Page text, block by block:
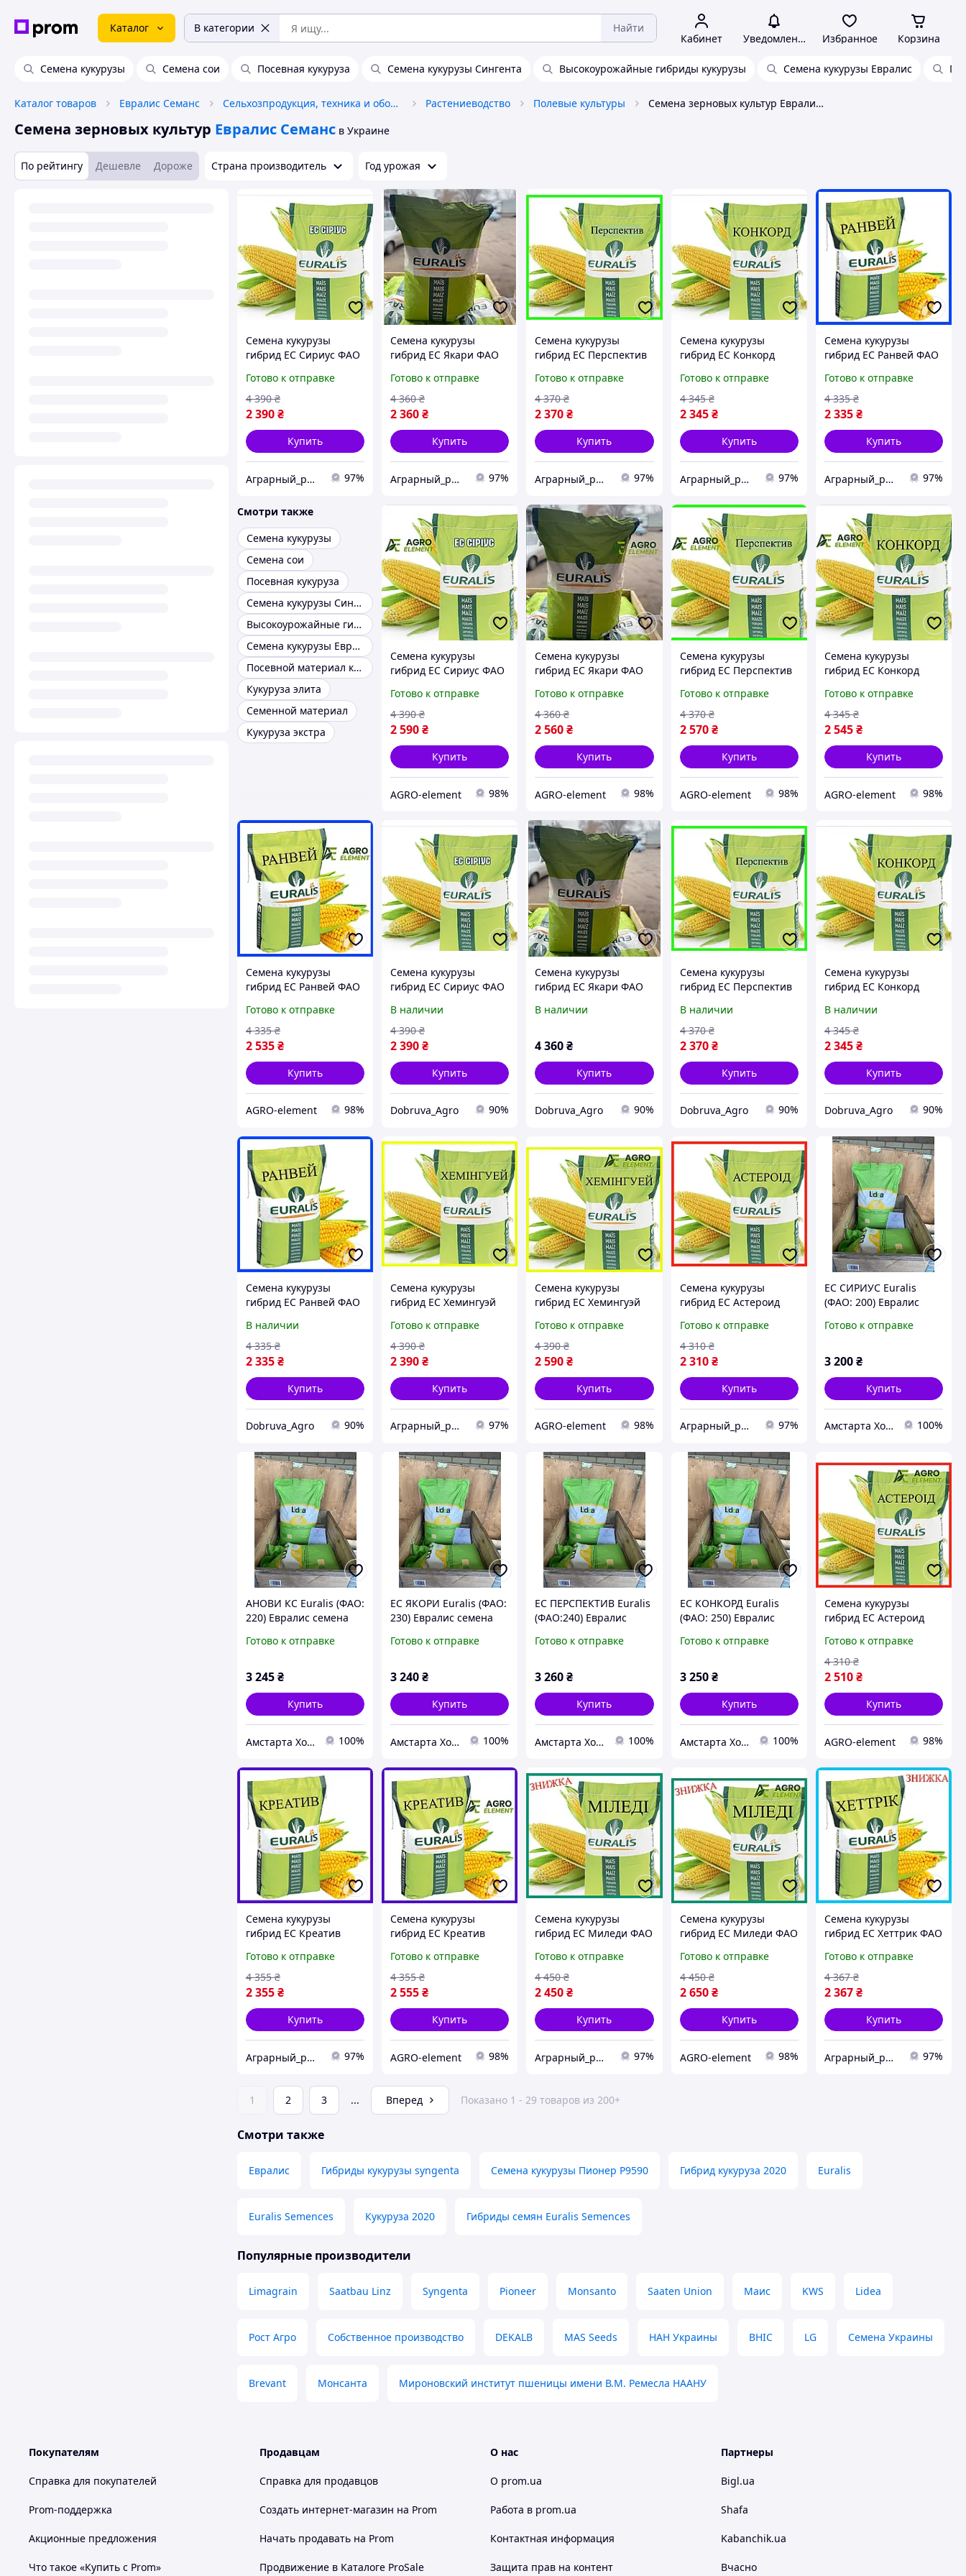
Каталог В категории Найти
Кабинет Уведомления Избранное Корзина
Семена кукурузы Семена сои Посевная кукуруза Семена кукурузы Сингента Высокоурожайные гибриды кукурузы Семена кукурузы Евралис
Каталог товаров Евралис Семанс Сельхозпродукция, техника и оборудование Растениеводство Полевые культуры Семена зерновых культур Евралис Семанс
Семена зерновых культур Евралис Семанс в Украине
По рейтингу Дешевле Дороже Страна производитель Год урожая
Семена кукурузы
гибрид ЕС Сириус ФАО
урожайности
Готово к отправке
2 390₴
4 390 ₴
Купить
Аграрный_рынок_удобрений_2025 97%
Семена кукурузы
гибрид ЕС Якари ФАО
урожайности
Готово к отправке
2 360₴
4 360 ₴
Купить
Аграрный_рынок_удобрений_2025 97%
Семена кукурузы
гибрид ЕС Перспектив
высокой урожайности
Готово к отправке
2 370₴
4 370 ₴
Купить
Аграрный_рынок_удобрений_2025 97%
Семена кукурузы
гибрид ЕС Конкорд
высокой урожайности
Готово к отправке
2 345 ₴
4 345 ₴
Купить
Аграрный_рынок_удобрений_2025 97%
Семена кукурузы
гибрид ЕС Ранвей ФАО
урожайности
Готово к отправке
2 335₴
4 335 ₴
Купить
Аграрный_рынок_удобрений_2025 97%
Смотри также
Семена кукурузы
Семена сои
Посевная кукуруза
Семена кукурузы Сингента
Высокоурожайные гибриды кукурузы
Семена кукурузы Евралис
Посевной материал кукурузы
Кукуруза элита
Семенной материал
Кукуруза экстра
Семена кукурузы
гибрид ЕС Сириус ФАО
урожайности
Готово к отправке
2 590₴
4 390 ₴
Купить
AGRO-element 98%
Семена кукурузы
гибрид ЕС Якари ФАО
урожайности
Готово к отправке
2 560₴
4 360 ₴
Купить
AGRO-element 98%
Семена кукурузы
гибрид ЕС Перспектив
высокой урожайности
Готово к отправке
2 570 ₴
4 370 ₴
Купить
AGRO-element 98%
Семена кукурузы
гибрид ЕС Конкорд
высокой урожайности
Готово к отправке
2 545₴
4 345 ₴
Купить
AGRO-element 98%
Семена кукурузы
гибрид ЕС Ранвей ФАО
урожайности
Готово к отправке
2 535₴
4 335 ₴
Купить
AGRO-element 98%
Семена кукурузы
гибрид ЕС Сириус ФАО
урожайности
В наличии
2 390₴
4 390 ₴
Купить
Dobruva_Agro 90%
Семена кукурузы
гибрид ЕС Якари ФАО
урожайности
В наличии
4 360₴
Купить
Dobruva_Agro 90%
Семена кукурузы
гибрид ЕС Перспектив
высокой урожайности
В наличии
2 370 ₴
4 370 ₴
Купить
Dobruva_Agro 90%
Семена кукурузы
гибрид ЕС Конкорд
высокой урожайности
В наличии
2 345₴
4 345 ₴
Купить
Dobruva_Agro 90%
Семена кукурузы
гибрид ЕС Ранвей ФАО
урожайности
В наличии
2 335₴
4 335 ₴
Купить
Dobruva_Agro 90%
Семена кукурузы
гибрид ЕС Хемингуэй
высокой урожайности
Готово к отправке
2 390₴
4 390 ₴
Купить
Аграрный_рынок_удобрений_2025 97%
Семена кукурузы
гибрид ЕС Хемингуэй
высокой урожайности
Готово к отправке
2 590₴
4 390 ₴
Купить
AGRO-element 98%
Семена кукурузы
гибрид ЕС Астероид
высокой урожайности
Готово к отправке
2 310 ₴
4 310 ₴
Купить
Аграрный_рынок_удобрений_2025 97%
ЕС СИРИУС Euralis
(ФАО: 200) Евралис
Готово к отправке
3 200₴
Купить
Амстарта Холдинг 100%
АНОВИ КС Euralis (ФАО:
220) Евралис семена
Готово к отправке
3 245₴
Купить
Амстарта Холдинг 100%
ЕС ЯКОРИ Euralis (ФАО:
230) Евралис семена
Готово к отправке
3 240₴
Купить
Амстарта Холдинг 100%
ЕС ПЕРСПЕКТИВ Euralis
(ФАО:240) Евралис
Готово к отправке
3 260₴
Купить
Амстарта Холдинг 100%
ЕС КОНКОРД Euralis
(ФАО: 250) Евралис
Готово к отправке
3 250 ₴
Купить
Амстарта Холдинг 100%
Семена кукурузы
гибрид ЕС Астероид
высокой урожайности
Готово к отправке
2 510₴
4 310 ₴
Купить
AGRO-element 98%
Семена кукурузы
гибрид ЕС Креатив
высокой урожайности
Готово к отправке
2 355₴
4 355 ₴
Купить
Аграрный_рынок_удобрений_2025 97%
Семена кукурузы
гибрид ЕС Креатив
высокой урожайности
Готово к отправке
2 555₴
4 355 ₴
Купить
AGRO-element 98%
Семена кукурузы
гибрид ЕС Миледи ФАО
урожайности
Готово к отправке
2 450₴
4 450 ₴
Купить
Аграрный_рынок_удобрений_2025 97%
Семена кукурузы
гибрид ЕС Миледи ФАО
урожайности
Готово к отправке
2 650 ₴
4 450 ₴
Купить
AGRO-element 98%
Семена кукурузы
гибрид ЕС Хеттрик ФАО
урожайности
Готово к отправке
2 367₴
4 367 ₴
Купить
Аграрный_рынок_удобрений_2025 97%
1 2 3 ... Вперед Показано 1 - 29 товаров из 200+
Смотри также
Евралис Гибриды кукурузы syngenta Семена кукурузы Пионер P9590 Гибрид кукуруза 2020 Euralis
Euralis Semences Кукуруза 2020 Гибриды семян Euralis Semences
Популярные производители
Limagrain Saatbau Linz Syngenta Pioneer Monsanto Saaten Union Маис KWS Lidea
Рост Агро Собственное производство DEKALB MAS Seeds НАН Украины ВНІС LG Семена Украины
Brevant Монсанта Мироновский институт пшеницы имени В.М. Ремесла НААНУ
Покупателям
Справка для покупателей
Prom-поддержка
Акционные предложения
Что такое «Купить с Prom»
Продавцам
Справка для продавцов
Создать интернет-магазин на Prom
Начать продавать на Prom
Продвижение в Каталоге ProSale
О нас
О prom.ua
Работа в prom.ua
Контактная информация
Защита прав на контент
Партнеры
Bigl.ua
Shafa
Kabanchik.ua
Вчасно